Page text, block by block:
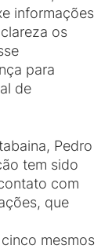
informações
os
para
de
Pedro
tem sido
com
que
mesmos